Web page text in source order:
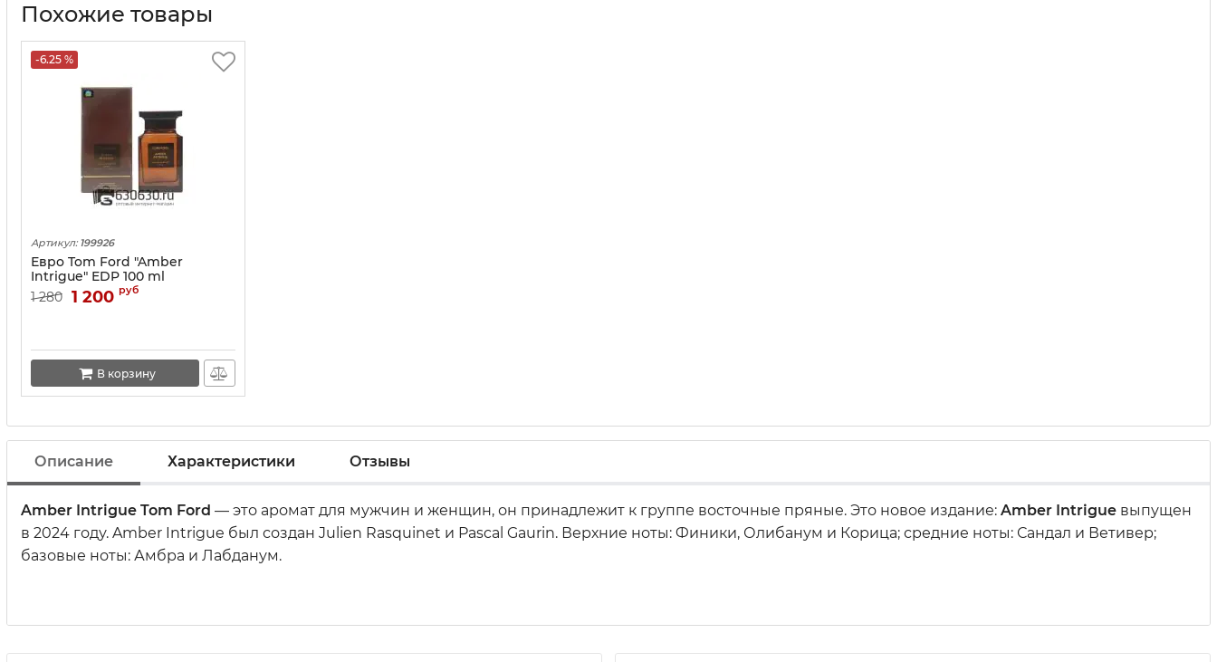
Похожие товары
-6.25 %
Артикул: 199926
Евро Tom Ford "Amber
Intrigue" EDP 100 ml
1 280 1 200 руб
В корзину
Описание Характеристики Отзывы
Amber Intrigue Tom Ford — это аромат для мужчин и женщин, он принадлежит к группе восточные пряные. Это новое издание: Amber Intrigue выпущен
в 2024 году. Amber Intrigue был создан Julien Rasquinet и Pascal Gaurin. Верхние ноты: Финики, Олибанум и Корица; средние ноты: Сандал и Ветивер;
базовые ноты: Амбра и Лабданум.